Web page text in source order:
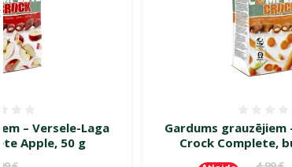
– Versele-Laga
Apple, 50 g
Gardums grauzējiem
Crock Complete,